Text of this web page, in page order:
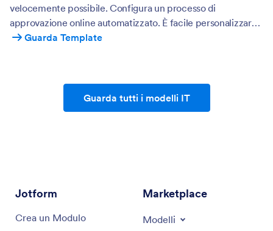
velocemente possibile. Configura un processo di
approvazione online automatizzato. È facile personalizzare
addetti all'approvazione, risultati e notifiche.
Guarda Template
Guarda tutti i modelli IT
Jotform
Crea un Modulo
Marketplace
Modelli